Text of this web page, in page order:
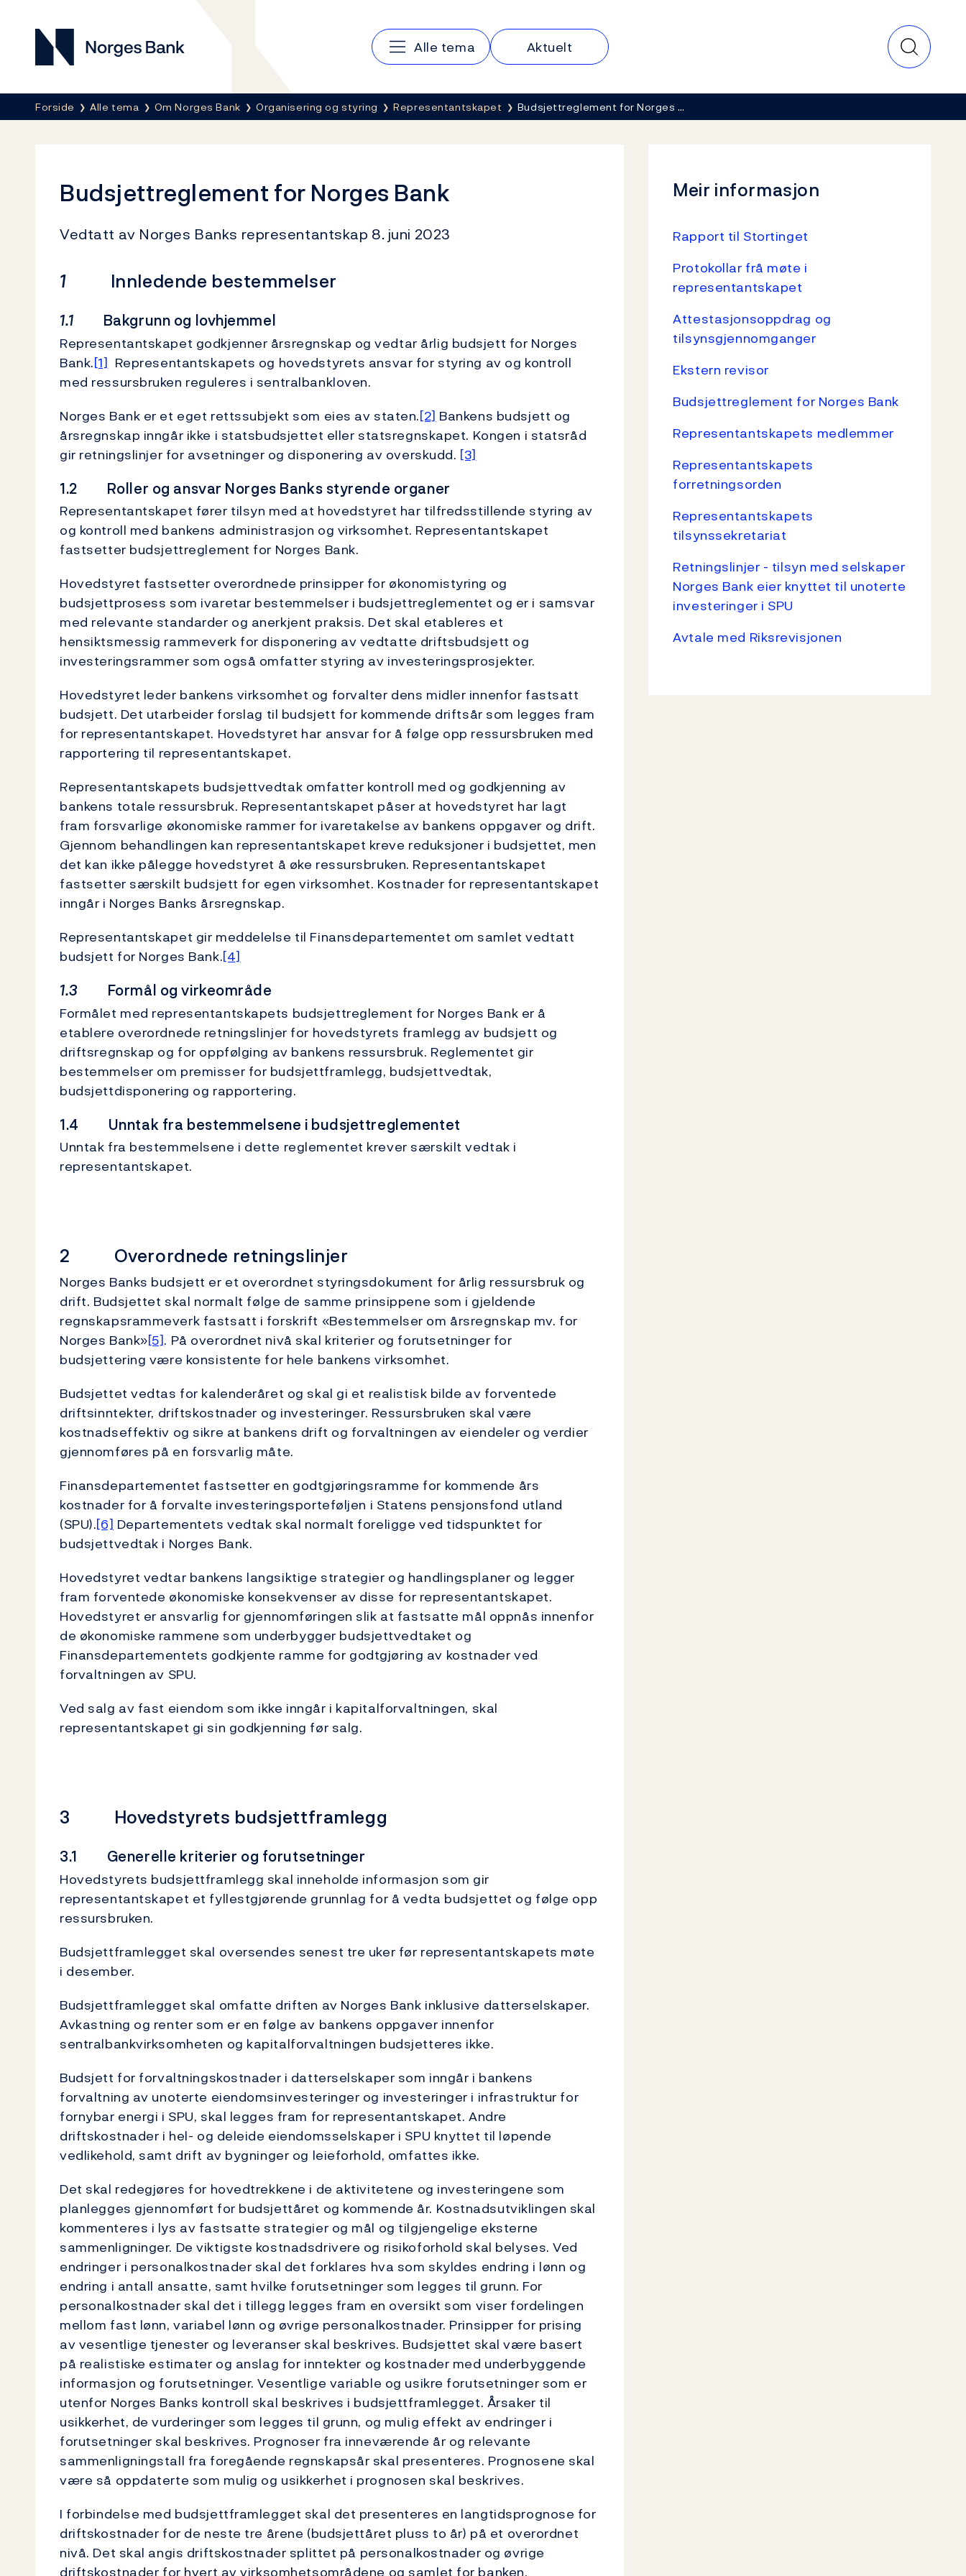
Norges Bank
Hovedmeny
Alle tema Aktuelt
Her er du nå:
Forside Alle tema Om Norges Bank Organisering og styring Representantskapet Budsjettreglement for Norges …
Budsjettreglement for Norges Bank
Vedtatt av Norges Banks representantskap 8. juni 2023
1 Innledende bestemmelser
1.1 Bakgrunn og lovhjemmel
Representantskapet godkjenner årsregnskap og vedtar årlig budsjett for Norges
Bank.[1] Representantskapets og hovedstyrets ansvar for styring av og kontroll
med ressursbruken reguleres i sentralbankloven.
Norges Bank er et eget rettssubjekt som eies av staten.[2] Bankens budsjett og
årsregnskap inngår ikke i statsbudsjettet eller statsregnskapet. Kongen i statsråd
gir retningslinjer for avsetninger og disponering av overskudd. [3]
1.2 Roller og ansvar Norges Banks styrende organer
Representantskapet fører tilsyn med at hovedstyret har tilfredsstillende styring av
og kontroll med bankens administrasjon og virksomhet. Representantskapet
fastsetter budsjettreglement for Norges Bank.
Hovedstyret fastsetter overordnede prinsipper for økonomistyring og
budsjettprosess som ivaretar bestemmelser i budsjettreglementet og er i samsvar
med relevante standarder og anerkjent praksis. Det skal etableres et
hensiktsmessig rammeverk for disponering av vedtatte driftsbudsjett og
investeringsrammer som også omfatter styring av investeringsprosjekter.
Hovedstyret leder bankens virksomhet og forvalter dens midler innenfor fastsatt
budsjett. Det utarbeider forslag til budsjett for kommende driftsår som legges fram
for representantskapet. Hovedstyret har ansvar for å følge opp ressursbruken med
rapportering til representantskapet.
Representantskapets budsjettvedtak omfatter kontroll med og godkjenning av
bankens totale ressursbruk. Representantskapet påser at hovedstyret har lagt
fram forsvarlige økonomiske rammer for ivaretakelse av bankens oppgaver og drift.
Gjennom behandlingen kan representantskapet kreve reduksjoner i budsjettet, men
det kan ikke pålegge hovedstyret å øke ressursbruken. Representantskapet
fastsetter særskilt budsjett for egen virksomhet. Kostnader for representantskapet
inngår i Norges Banks årsregnskap.
Representantskapet gir meddelelse til Finansdepartementet om samlet vedtatt
budsjett for Norges Bank.[4]
1.3 Formål og virkeområde
Formålet med representantskapets budsjettreglement for Norges Bank er å
etablere overordnede retningslinjer for hovedstyrets framlegg av budsjett og
driftsregnskap og for oppfølging av bankens ressursbruk. Reglementet gir
bestemmelser om premisser for budsjettframlegg, budsjettvedtak,
budsjettdisponering og rapportering.
1.4 Unntak fra bestemmelsene i budsjettreglementet
Unntak fra bestemmelsene i dette reglementet krever særskilt vedtak i
representantskapet.
2 Overordnede retningslinjer
Norges Banks budsjett er et overordnet styringsdokument for årlig ressursbruk og
drift. Budsjettet skal normalt følge de samme prinsippene som i gjeldende
regnskapsrammeverk fastsatt i forskrift «Bestemmelser om årsregnskap mv. for
Norges Bank»[5]. På overordnet nivå skal kriterier og forutsetninger for
budsjettering være konsistente for hele bankens virksomhet.
Budsjettet vedtas for kalenderåret og skal gi et realistisk bilde av forventede
driftsinntekter, driftskostnader og investeringer. Ressursbruken skal være
kostnadseffektiv og sikre at bankens drift og forvaltningen av eiendeler og verdier
gjennomføres på en forsvarlig måte.
Finansdepartementet fastsetter en godtgjøringsramme for kommende års
kostnader for å forvalte investeringsporteføljen i Statens pensjonsfond utland
(SPU).[6] Departementets vedtak skal normalt foreligge ved tidspunktet for
budsjettvedtak i Norges Bank.
Hovedstyret vedtar bankens langsiktige strategier og handlingsplaner og legger
fram forventede økonomiske konsekvenser av disse for representantskapet.
Hovedstyret er ansvarlig for gjennomføringen slik at fastsatte mål oppnås innenfor
de økonomiske rammene som underbygger budsjettvedtaket og
Finansdepartementets godkjente ramme for godtgjøring av kostnader ved
forvaltningen av SPU.
Ved salg av fast eiendom som ikke inngår i kapitalforvaltningen, skal
representantskapet gi sin godkjenning før salg.
3 Hovedstyrets budsjettframlegg
3.1 Generelle kriterier og forutsetninger
Hovedstyrets budsjettframlegg skal inneholde informasjon som gir
representantskapet et fyllestgjørende grunnlag for å vedta budsjettet og følge opp
ressursbruken.
Budsjettframlegget skal oversendes senest tre uker før representantskapets møte
i desember.
Budsjettframlegget skal omfatte driften av Norges Bank inklusive datterselskaper.
Avkastning og renter som er en følge av bankens oppgaver innenfor
sentralbankvirksomheten og kapitalforvaltningen budsjetteres ikke.
Budsjett for forvaltningskostnader i datterselskaper som inngår i bankens
forvaltning av unoterte eiendomsinvesteringer og investeringer i infrastruktur for
fornybar energi i SPU, skal legges fram for representantskapet. Andre
driftskostnader i hel- og deleide eiendomsselskaper i SPU knyttet til løpende
vedlikehold, samt drift av bygninger og leieforhold, omfattes ikke.
Det skal redegjøres for hovedtrekkene i de aktivitetene og investeringene som
planlegges gjennomført for budsjettåret og kommende år. Kostnadsutviklingen skal
kommenteres i lys av fastsatte strategier og mål og tilgjengelige eksterne
sammenligninger. De viktigste kostnadsdrivere og risikoforhold skal belyses. Ved
endringer i personalkostnader skal det forklares hva som skyldes endring i lønn og
endring i antall ansatte, samt hvilke forutsetninger som legges til grunn. For
personalkostnader skal det i tillegg legges fram en oversikt som viser fordelingen
mellom fast lønn, variabel lønn og øvrige personalkostnader. Prinsipper for prising
av vesentlige tjenester og leveranser skal beskrives. Budsjettet skal være basert
på realistiske estimater og anslag for inntekter og kostnader med underbyggende
informasjon og forutsetninger. Vesentlige variable og usikre forutsetninger som er
utenfor Norges Banks kontroll skal beskrives i budsjettframlegget. Årsaker til
usikkerhet, de vurderinger som legges til grunn, og mulig effekt av endringer i
forutsetninger skal beskrives. Prognoser fra inneværende år og relevante
sammenligningstall fra foregående regnskapsår skal presenteres. Prognosene skal
være så oppdaterte som mulig og usikkerhet i prognosen skal beskrives.
I forbindelse med budsjettframlegget skal det presenteres en langtidsprognose for
driftskostnader for de neste tre årene (budsjettåret pluss to år) på et overordnet
nivå. Det skal angis driftskostnader splittet på personalkostnader og øvrige
driftskostnader for hvert av virksomhetsområdene og samlet for banken.
Meir informasjon
Rapport til Stortinget
Protokollar frå møte i
representantskapet
Attestasjonsoppdrag og
tilsynsgjennomganger
Ekstern revisor
Budsjettreglement for Norges Bank
Representantskapets medlemmer
Representantskapets
forretningsorden
Representantskapets
tilsynssekretariat
Retningslinjer - tilsyn med selskaper
Norges Bank eier knyttet til unoterte
investeringer i SPU
Avtale med Riksrevisjonen